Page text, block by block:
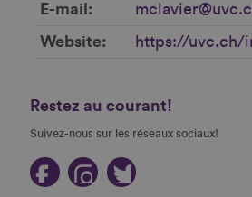
E-mail
Website https://uvc.ch/
Restez au courant!
Suivez-nous sur les réseaux sociaux!